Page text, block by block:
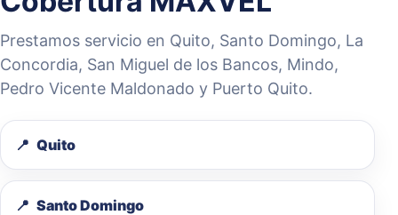
Prestamos servicio en Quito, Santo Domingo, La
Concordia, San Miguel de los Bancos, Mindo,
Pedro Vicente Maldonado y Puerto Quito.
Quito
Santo Domingo